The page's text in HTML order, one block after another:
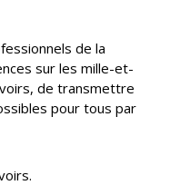
de la
sur les mille-et-
de transmettre
pour tous par